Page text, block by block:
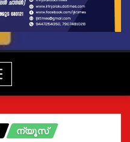
ന്യൂസ്